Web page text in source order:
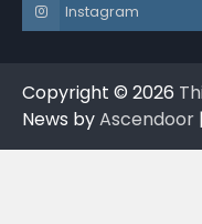
Instagram
Copyright © 2026
News byAscendoor